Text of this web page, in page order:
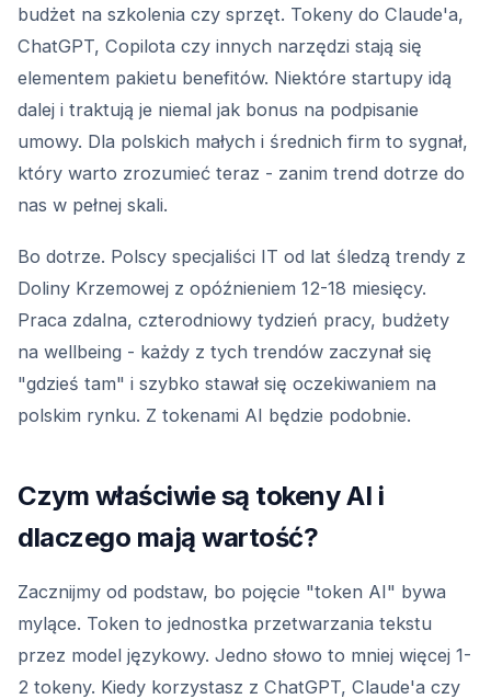
budżet na szkolenia czy sprzęt. Tokeny do Claude'a,
ChatGPT, Copilota czy innych narzędzi stają się
elementem pakietu benefitów. Niektóre startupy idą
dalej i traktują je niemal jak bonus na podpisanie
umowy. Dla polskich małych i średnich firm to sygnał,
który warto zrozumieć teraz - zanim trend dotrze do
nas w pełnej skali.
Bo dotrze. Polscy specjaliści IT od lat śledzą trendy z
Doliny Krzemowej z opóźnieniem 12-18 miesięcy.
Praca zdalna, czterodniowy tydzień pracy, budżety
na wellbeing - każdy z tych trendów zaczynał się
"gdzieś tam" i szybko stawał się oczekiwaniem na
polskim rynku. Z tokenami AI będzie podobnie.
Czym właściwie są tokeny AI i
dlaczego mają wartość?
Zacznijmy od podstaw, bo pojęcie "token AI" bywa
mylące. Token to jednostka przetwarzania tekstu
przez model językowy. Jedno słowo to mniej więcej 1-
2 tokeny. Kiedy korzystasz z ChatGPT, Claude'a czy